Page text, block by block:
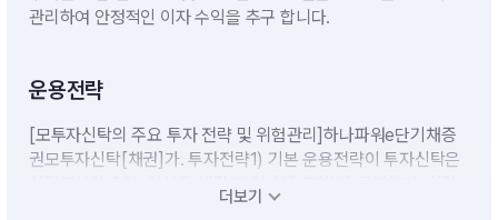
관리하여 안정적인 이자 수익을 추구 합니다.
운용전략
[모투자신탁의 주요 투자 전략 및 위험관리]하나파워e단기채증
권모투자신탁[채권]가. 투자전략1) 기본 운용전략이 투자신탁은
신탁재산의 60%이상을 채권(단기사채 포함)에 투자하며, 신탁
재산의 40%이하를 어음에 투자합니다.- 자산 편입시 만기 매칭
더보기